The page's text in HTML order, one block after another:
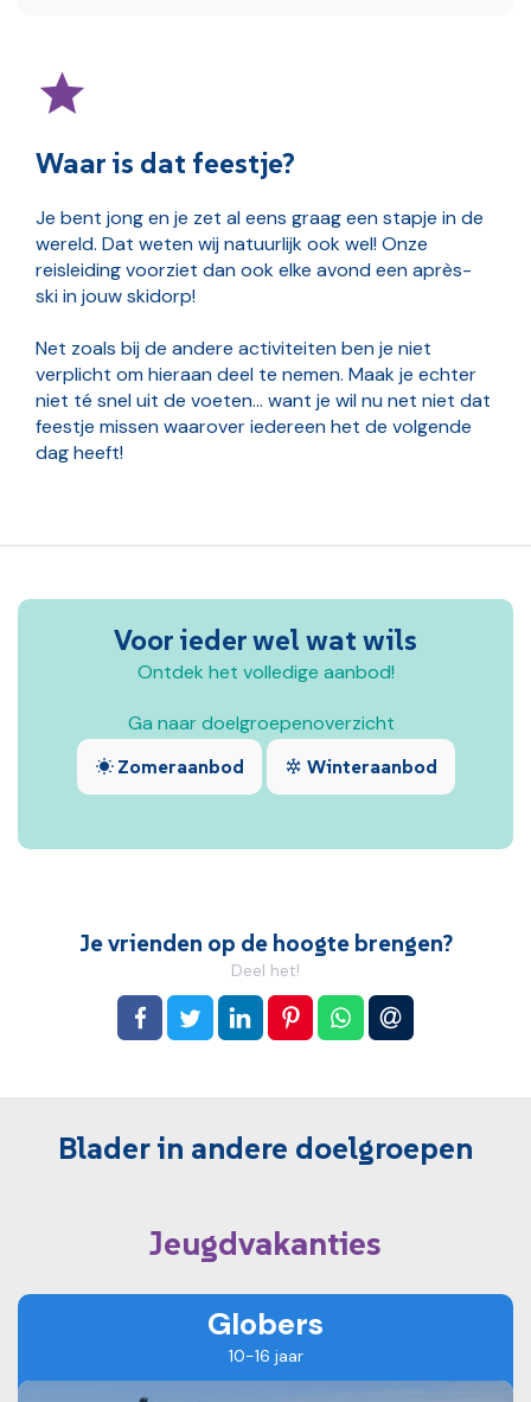
Waar is dat feestje?
Je bent jong en je zet al eens graag een stapje in de
wereld. Dat weten wij natuurlijk ook wel! Onze
reisleiding voorziet dan ook elke avond een après-
ski in jouw skidorp!
Net zoals bij de andere activiteiten ben je niet
verplicht om hieraan deel te nemen. Maak je echter
niet té snel uit de voeten… want je wil nu net niet dat
feestje missen waarover iedereen het de volgende
dag heeft!
Voor ieder wel wat wils
Ontdek het volledige aanbod!
Ga naar doelgroepenoverzicht
Zomeraanbod Winteraanbod
Je vrienden op de hoogte brengen?
Deel het!
op Facebookop Twitterop LinkedInop Pinterestop WhatsApp
Blader in andere doelgroepen
Jeugdvakanties
Globers
10-16 jaar